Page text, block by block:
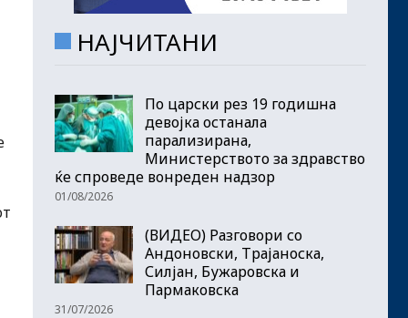
НАЈЧИТАНИ
По царски рез 19 годишна
девојка останала
парализирана,
Министерството за здравство
ќе спроведе вонреден надзор
01/08/2026
(ВИДЕО) Разговори со
Андоновски, Трајаноска,
Силјан, Бужаровска и
Пармаковска
31/07/2026